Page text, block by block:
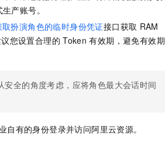
产账号。
扮演角色的临时身份凭证接口获取 RAM
您设置合理的 Token 有效期，避免有效期
全的角度考虑，应将角色最大会话时间
有的身份登录并访问阿里云资源。